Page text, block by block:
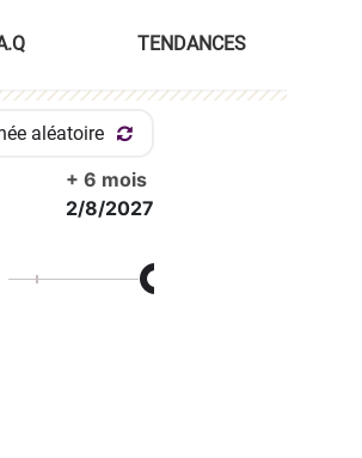
TENDANCES
aléatoire
+ 6 mois
2/8/2027